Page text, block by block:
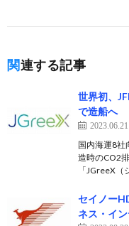
関連する記事
世界初、
で造船へ
2023.06.21
国内海運8社
造時のCO2
「JGreeX
セイノー
ネス・イ